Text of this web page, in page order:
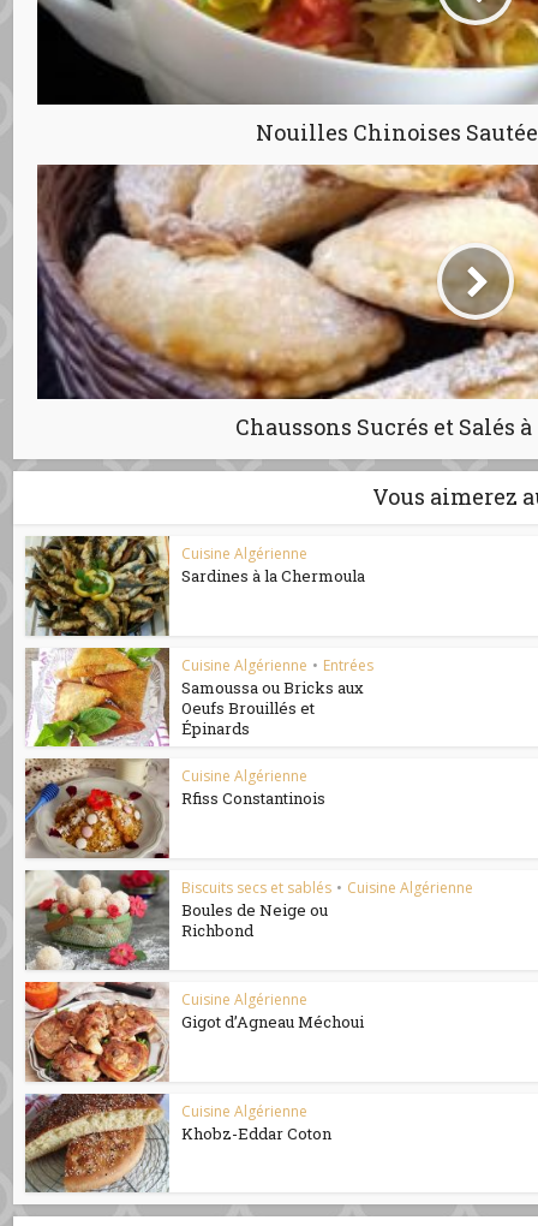
Nouilles Chinoises
Chaussons Sucrés et Salés
Vous aimerez
Cuisine Algérienne
Sardines à la Chermoula
Cuisine Algérienne • Entrées
Samoussa ou Bricks aux
Oeufs Brouillés et
Épinards
Cuisine Algérienne
Rfiss Constantinois
Biscuits secs et sablés • Cuisine Algérienne
Boules de Neige ou
Richbond
Cuisine Algérienne
Gigot d’Agneau Méchoui
Cuisine Algérienne
Khobz-Eddar Coton